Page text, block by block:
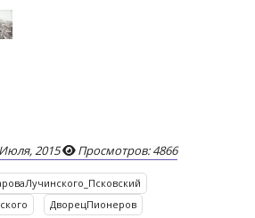
2015 Просмотров: 4866
ДворецПионеров